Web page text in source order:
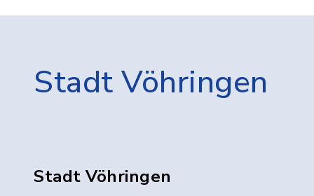
Stadt Vöhringen
Stadt Vöhringen